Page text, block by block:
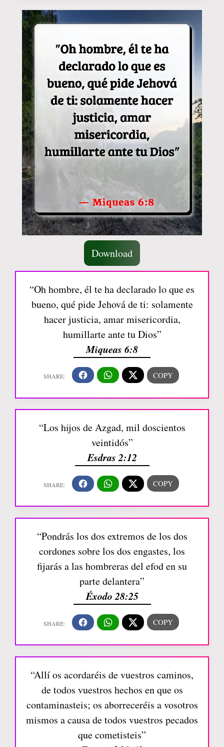
Download
“Oh hombre, él te ha declarado lo que es
bueno, qué pide Jehová de ti: solamente
hacer justicia, amar misericordia,
humillarte ante tu Dios”
Miqueas 6:8
“Los hijos de Azgad, mil doscientos
veintidós”
Esdras 2:12
“Pondrás los dos extremos de los dos
cordones sobre los dos engastes, los
fijarás a las hombreras del efod en su
parte delantera”
Éxodo 28:25
“Allí os acordaréis de vuestros caminos,
de todos vuestros hechos en que os
contaminasteis; os aborreceréis a vosotros
mismos a causa de todos vuestros pecados
que cometisteis”